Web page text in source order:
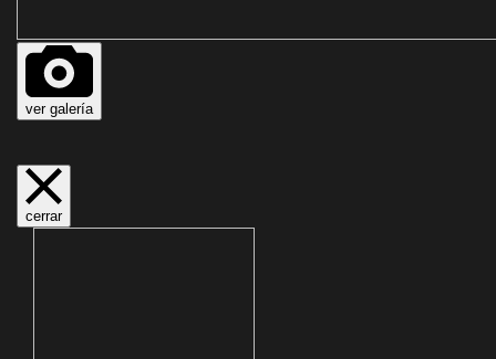
ver galería
cerrar